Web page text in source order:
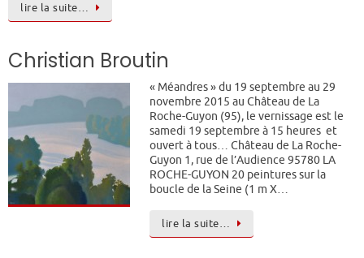
lire la suite…
Christian Broutin
« Méandres » du 19 septembre au 29
novembre 2015 au Château de La
Roche-Guyon (95), le vernissage est le
samedi 19 septembre à 15 heures et
ouvert à tous… Château de La Roche-
Guyon 1, rue de l’Audience 95780 LA
ROCHE-GUYON 20 peintures sur la
boucle de la Seine (1 m X…
lire la suite…